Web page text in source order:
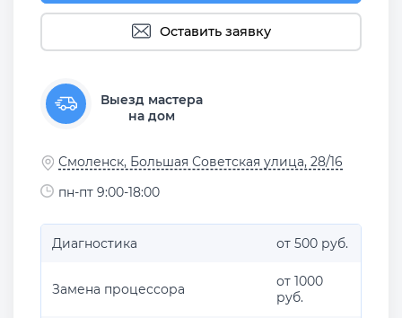
Оставить заявку
Выезд мастера
на дом
Смоленск, Большая Советская улица, 28/16
пн-пт 9:00-18:00
Диагностика от 500 руб.
Замена процессора
от 1000
руб.